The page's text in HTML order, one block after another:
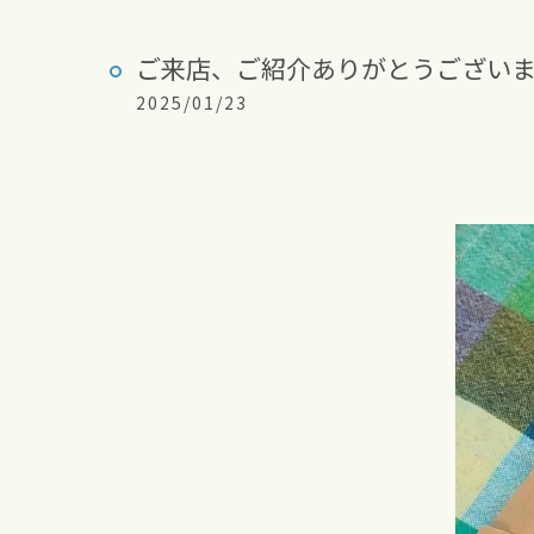
ご来店、ご紹介ありがとうござい
2025/01/23